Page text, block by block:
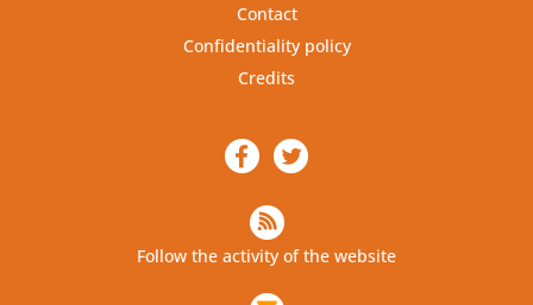
Contact
Confidentiality policy
Credits
Follow the activity of the website